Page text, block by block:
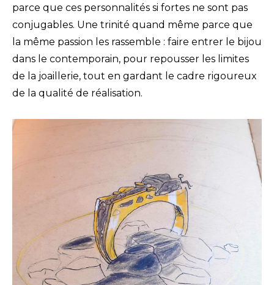
parce que ces personnalités si fortes ne sont pas
conjugables. Une trinité quand même parce que
la même passion les rassemble : faire entrer le bijou
dans le contemporain, pour repousser les limites
de la joaillerie, tout en gardant le cadre rigoureux
de la qualité de réalisation.